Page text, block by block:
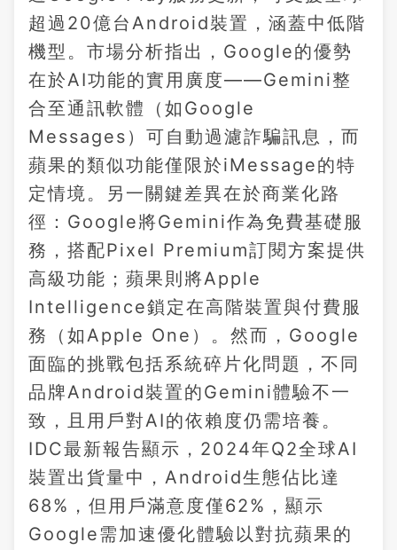
超過20億台Android裝置，涵蓋中低階
機型。市場分析指出，Google的優勢
在於AI功能的實用廣度——Gemini整
合至通訊軟體（如Google
Messages）可自動過濾詐騙訊息，而
蘋果的類似功能僅限於iMessage的特
定情境。另一關鍵差異在於商業化路
徑：Google將Gemini作為免費基礎服
務，搭配Pixel Premium訂閱方案提供
高級功能；蘋果則將Apple
Intelligence鎖定在高階裝置與付費服
務（如Apple One）。然而，Google
面臨的挑戰包括系統碎片化問題，不同
品牌Android裝置的Gemini體驗不一
致，且用戶對AI的依賴度仍需培養。
IDC最新報告顯示，2024年Q2全球AI
裝置出貨量中，Android生態佔比達
68%，但用戶滿意度僅62%，顯示
Google需加速優化體驗以對抗蘋果的